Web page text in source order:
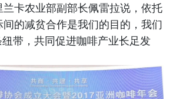
兰卡农业部副部长佩雷拉说，依托
的减贫合作是我们的目的，我们
带，共同促进咖啡产业长足发